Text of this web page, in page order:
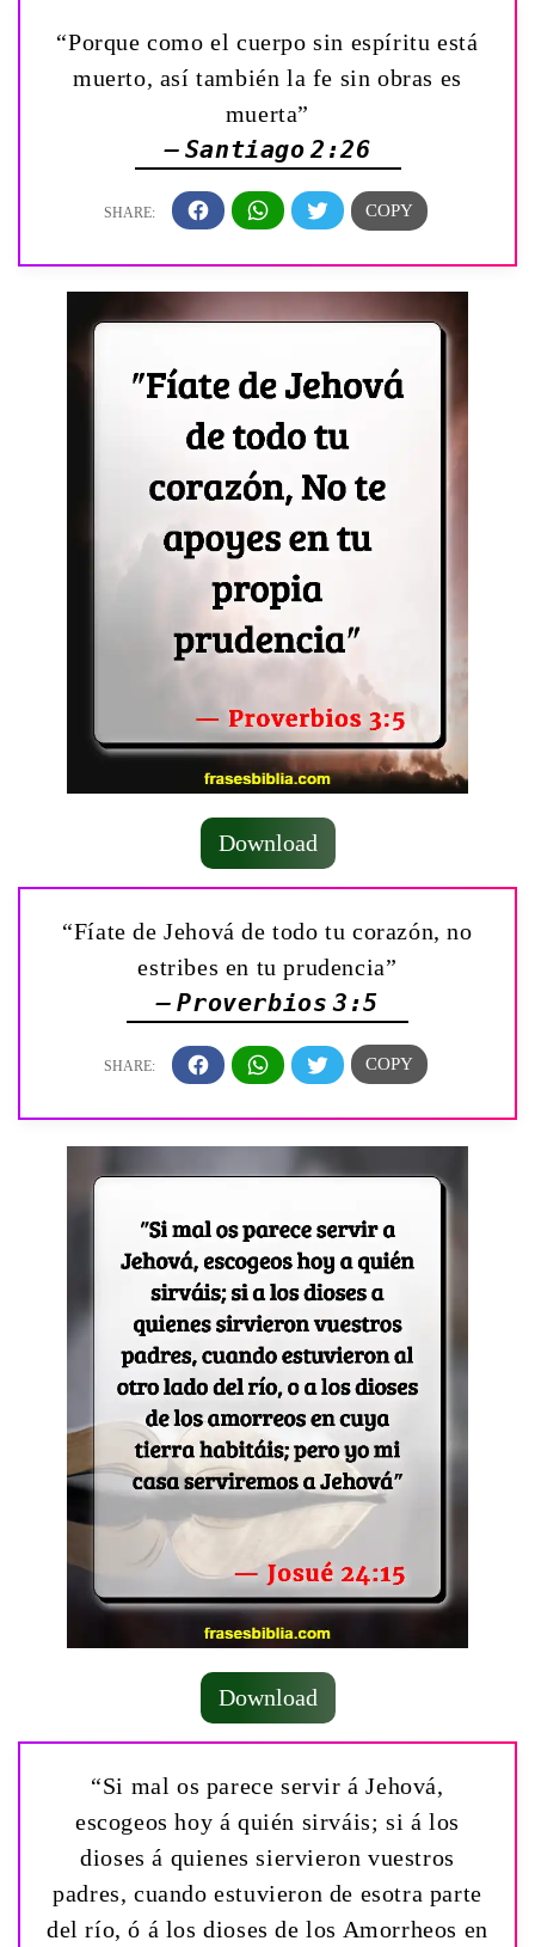
“Porque como el cuerpo sin espíritu está
muerto, así también la fe sin obras es
muerta”
— Santiago 2:26
Download
“Fíate de Jehová de todo tu corazón, no
estribes en tu prudencia”
— Proverbios 3:5
Download
“Si mal os parece servir á Jehová,
escogeos hoy á quién sirváis; si á los
dioses á quienes siervieron vuestros
padres, cuando estuvieron de esotra parte
del río, ó á los dioses de los Amorrheos en